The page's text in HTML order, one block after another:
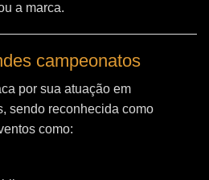
a marca.
campeonatos
por sua atuação em
sendo reconhecida como
como: